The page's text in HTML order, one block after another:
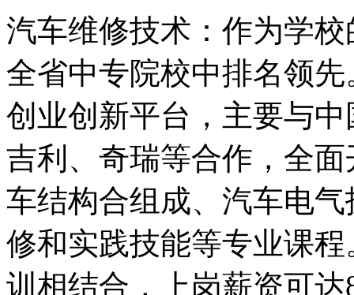
汽车维修技术：作为学
全省中专院校中排名领
创业创新平台，主要与
吉利、奇瑞等合作，全
车结构合组成、汽车电
修和实践技能等专业课
训相结合，上岗薪资可